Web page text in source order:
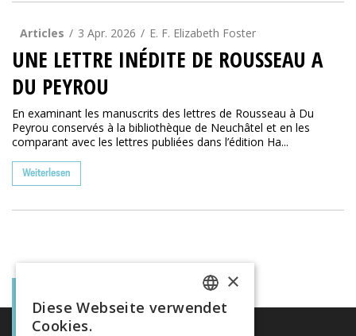
Articles 3 Apr. 2026 E. F. Elizabeth Foster
UNE LETTRE INÉDITE DE ROUSSEAU A
DU PEYROU
En examinant les manuscrits des lettres de Rousseau à Du
Peyrou conservés à la bibliothèque de Neuchâtel et en les
comparant avec les lettres publiées dans l’édition Ha...
Weiterlesen
FRENCH
×
Diese Webseite verwendet
Cookies.